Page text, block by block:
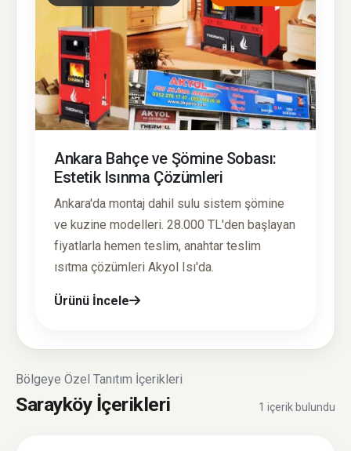
Ankara Bahçe ve Şömine Sobası:
Estetik Isınma Çözümleri
Ankara'da montaj dahil sulu sistem şömine
ve kuzine modelleri. 28.000 TL'den başlayan
fiyatlarla hemen teslim, anahtar teslim
ısıtma çözümleri Akyol Isı'da.
Ürünü İncele
Bölgeye Özel Tanıtım İçerikleri
Sarayköy İçerikleri 1 içerik bulundu